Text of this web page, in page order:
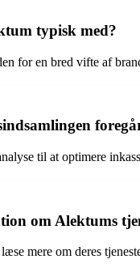
typisk med?
for en bred vifte af
til at optimere
om Alektums
mere om deres